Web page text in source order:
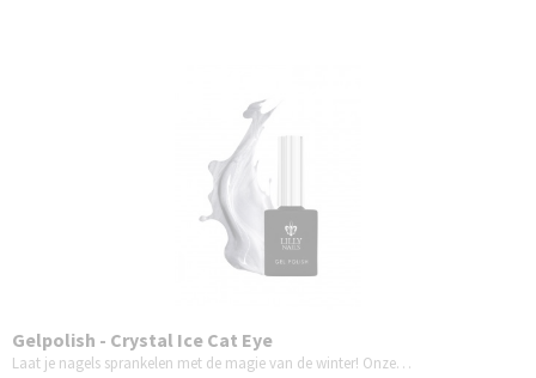
Gelpolish - Crystal Ice Cat Eye
Laat je nagels sprankelen met de magie van de winter! Onze…